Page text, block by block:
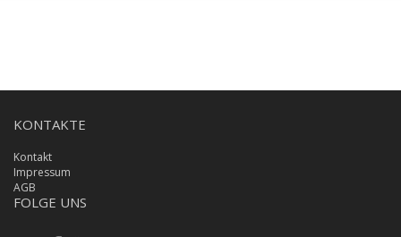
KONTAKTE
Kontakt
Impressum
AGB
FOLGE UNS